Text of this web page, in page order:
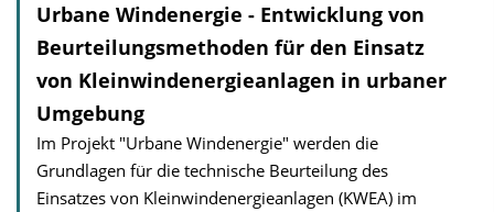
Urbane Windenergie - Entwicklung von
Beurteil­ungsmethoden für den Einsatz
von Kleinwindener­gieanlagen in urbaner
Umgebung
Im Projekt "Urbane Windenergie" werden die
Grundlagen für die techni­sche Beurteilung des
Einsatzes von Kleinwindenergieanlagen (KWEA) im